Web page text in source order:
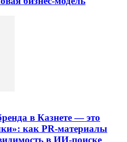
в Казнете — это
как PR-материалы
в ИИ-поиске